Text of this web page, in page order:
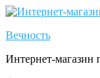
Skip
content
Вечность
Интернет-магазин